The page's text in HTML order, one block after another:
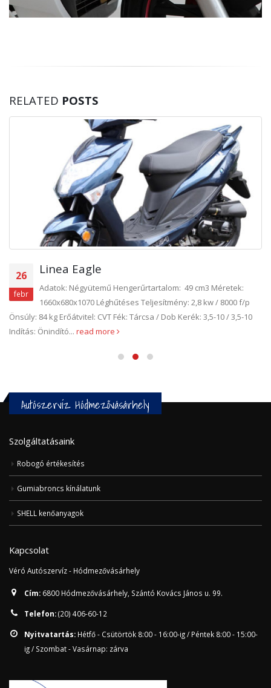
RELATED POSTS
26
febr
Linea Eagle
Adatok: Négyütemű Hengerűrtartalom: 49 cm3 Méretek:
1660x680x1070 Léghűtéses Teljesítmény: 2,8 kw / 8000 f/p
Önsúly: 84 kg Erőátvitel: CVT Fék: Tárcsa / Dob Kerék: 3,5-10 / 3,5-10
Indítás: Önindító... read more
Autószervíz Hódmezővásárhely
Szolgáltatásaink
Robogó értékesítés
Gumiabroncs kínálatunk
SHELL kenőanyagok
Kapcsolat
Véró Autószervíz - Hódmezővásárhely
Cím: 6800 Hódmezővásárhely, Szántó Kovács János u. 99.
Telefon:(20) 406-60-12
Nyitvatartás: Hétfő - Csütörtök 8:00 - 16:00-ig / Péntek 8:00 - 15:00-
ig / Szombat - Vasárnap: zárva